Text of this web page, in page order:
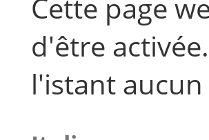
Cette page
d'être
l'istant